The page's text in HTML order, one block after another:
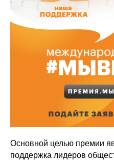
Основной целью премии
поддержка лидеров